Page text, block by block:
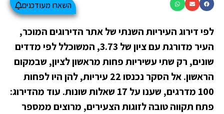
השארו מעודכנים
לפי דירוג העיריות השנתי של אתר הדירוגים המוכר,
העיר מדורגת עם ציון של 3.73, המשוכלל לפי מדדים
שונים, רק שתי עשיריות פחות מראשון לציון, שבמקום
הראשון. אל הסקר נכנסו 22 עיריות, להן היו לפחות
100 מדרגים, שענו על 17 שאלות שונות. עוד מהדירוג:
פתח תקווה טובה לזוגות הצעירים, מרוצים ממספר